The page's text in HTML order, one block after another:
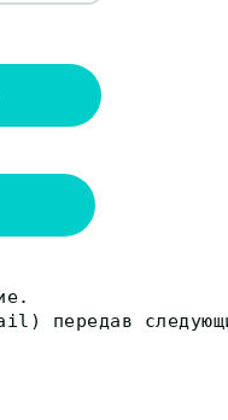
передав